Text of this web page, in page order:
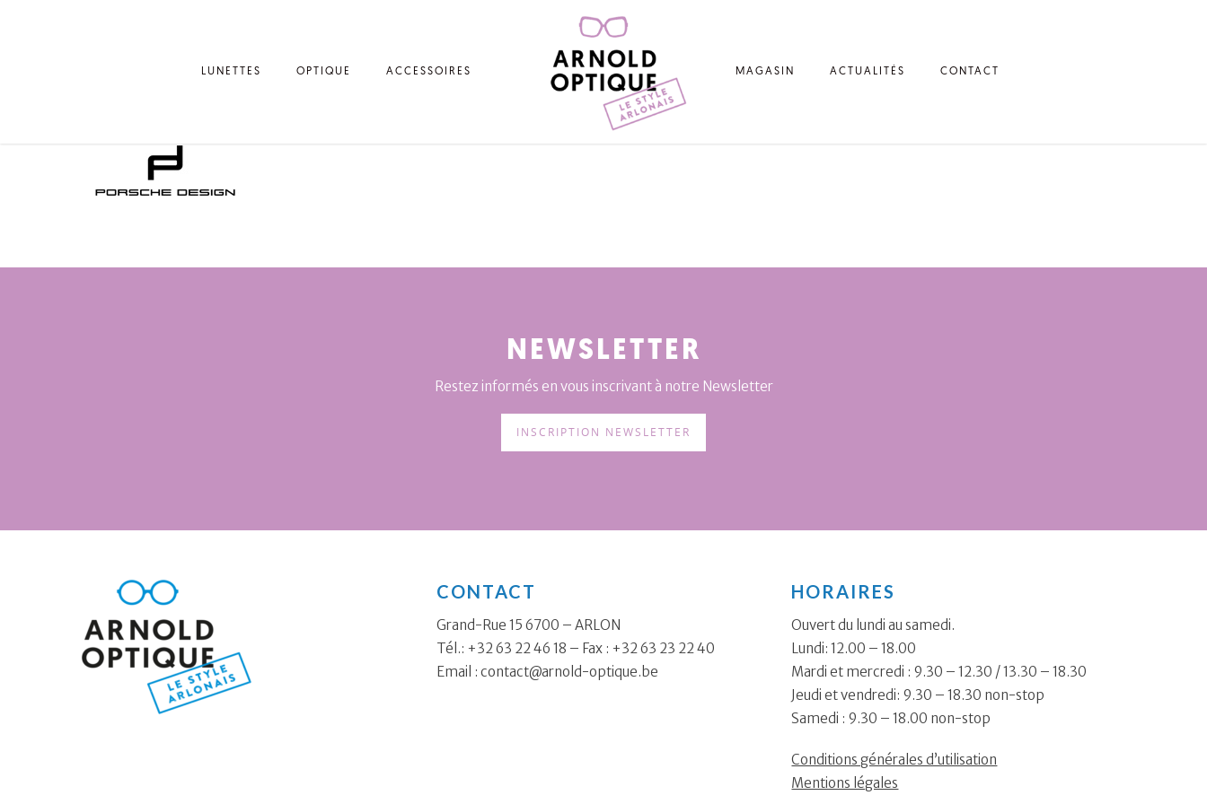
LUNETTES OPTIQUE ACCESSOIRES MAGASIN ACTUALITÉS CONTACT
NEWSLETTER
Restez informés en vous inscrivant à notre Newsletter
INSCRIPTION NEWSLETTER
CONTACT
Grand-Rue 15 6700 – ARLON
Tél.: +32 63 22 46 18 – Fax : +32 63 23 22 40
Email : contact@arnold-optique.be
HORAIRES
Ouvert du lundi au samedi.
Lundi: 12.00 – 18.00
Mardi et mercredi : 9.30 – 12.30 / 13.30 – 18.30
Jeudi et vendredi: 9.30 – 18.30 non-stop
Samedi : 9.30 – 18.00 non-stop
Conditions générales d’utilisation
Mentions légales